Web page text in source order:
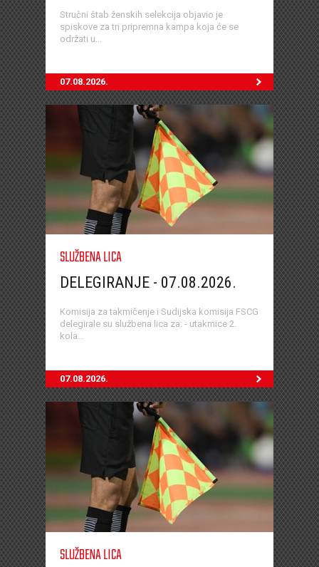
Stručni štab ženskih selekcija objavio je
spiskove za tri pripremna kampa koja će se
održati u...
07.08.2026.
SLUŽBENA LICA
DELEGIRANJE - 07.08.2026.
Komisija za takmičenje i Sudijska komisija FSCG
delegirale su službena lica za: - utakmice 2.
kola...
07.08.2026.
SLUŽBENA LICA